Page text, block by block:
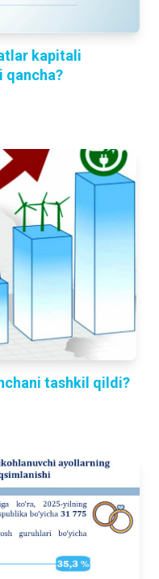
kapitali
qancha?
tashkil qildi?